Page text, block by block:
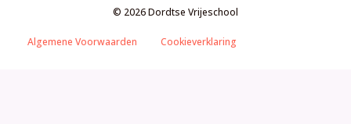
© 2026 Dordtse Vrijeschool
Algemene Voorwaarden Cookieverklaring